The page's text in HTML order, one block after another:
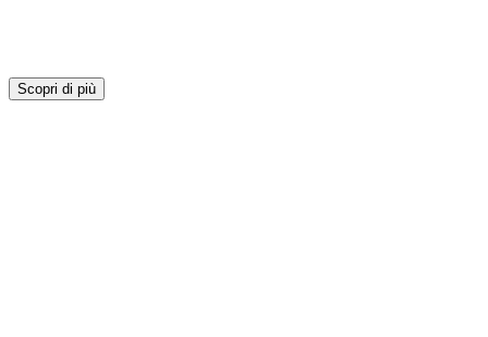
Scopri di più